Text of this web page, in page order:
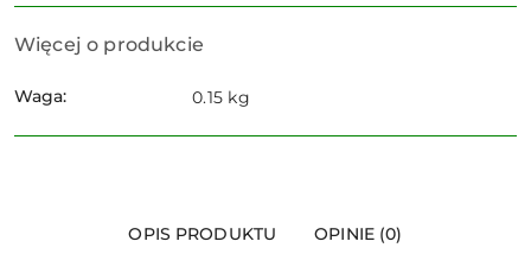
Więcej o produkcie
Waga: 0.15 kg
OPIS PRODUKTU OPINIE (0)